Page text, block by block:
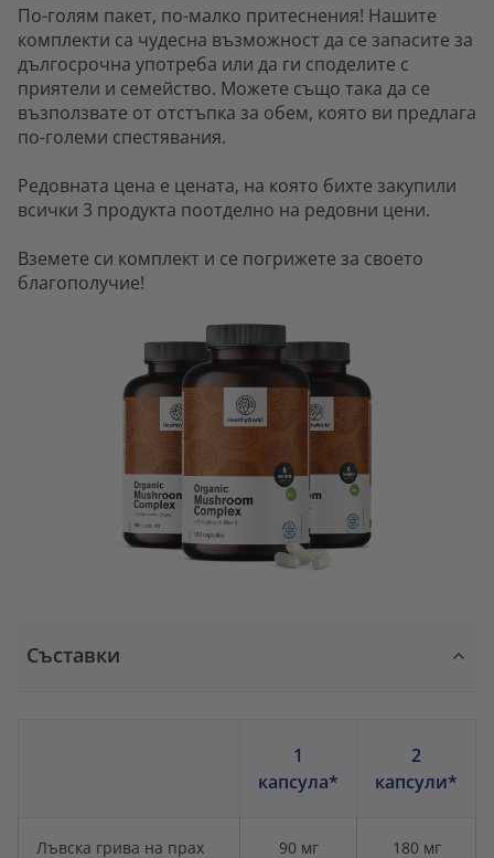
По-голям пакет, по-малко притеснения! Нашите
комплекти са чудесна възможност да се запасите за
дългосрочна употреба или да ги споделите с
приятели и семейство. Можете също така да се
възползвате от отстъпка за обем, която ви предлага
по-големи спестявания.
Редовната цена е цената, на която бихте закупили
всички 3 продукта поотделно на редовни цени.
Вземете си комплект и се погрижете за своето
благополучие!
Съставки
1
капсула*
2
капсули*
Лъвска грива на прах 90 мг 180 мг